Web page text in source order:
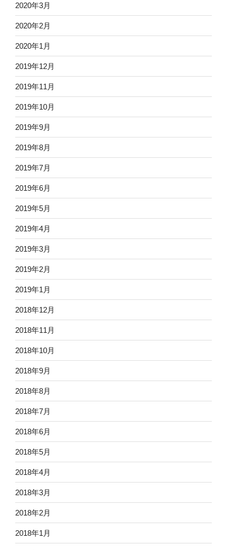
2020年3月
2020年2月
2020年1月
2019年12月
2019年11月
2019年10月
2019年9月
2019年8月
2019年7月
2019年6月
2019年5月
2019年4月
2019年3月
2019年2月
2019年1月
2018年12月
2018年11月
2018年10月
2018年9月
2018年8月
2018年7月
2018年6月
2018年5月
2018年4月
2018年3月
2018年2月
2018年1月